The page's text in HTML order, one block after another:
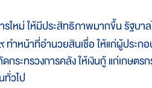
ใหม่ ให้มีประสิทธิภาพมากขึ้น รัฐบา
ำหน้าที่อำนวยสินเชื่อ ให้แก่ผู้ประก
กระทรวงการคลัง ให้เงินกู้ แก่เกษต
ทั่วไป